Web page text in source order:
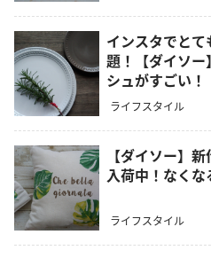
インスタでと
題！【ダイソー
シュがすごい！
ライフスタイル
【ダイソー】
入荷中！なくな
ライフスタイル